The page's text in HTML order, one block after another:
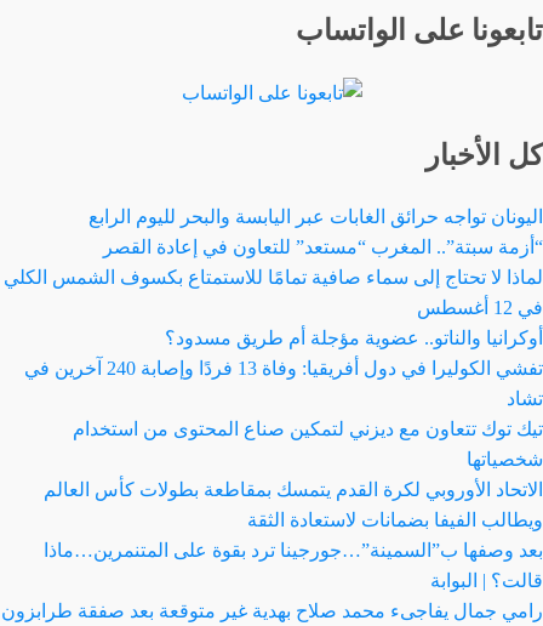
تابعونا على الواتساب
كل الأخبار
اليونان تواجه حرائق الغابات عبر اليابسة والبحر لليوم الرابع
“أزمة سبتة”.. المغرب “مستعد” للتعاون في إعادة القصر
لماذا لا تحتاج إلى سماء صافية تمامًا للاستمتاع بكسوف الشمس الكلي
في 12 أغسطس
أوكرانيا والناتو.. عضوية مؤجلة أم طريق مسدود؟
تفشي الكوليرا في دول أفريقيا: وفاة 13 فردًا وإصابة 240 آخرين في
تشاد
تيك توك تتعاون مع ديزني لتمكين صناع المحتوى من استخدام
شخصياتها
الاتحاد الأوروبي لكرة القدم يتمسك بمقاطعة بطولات كأس العالم
ويطالب الفيفا بضمانات لاستعادة الثقة
بعد وصفها ب”السمينة”…جورجينا ترد بقوة على المتنمرين…ماذا
قالت؟ | البوابة
رامي جمال يفاجىء محمد صلاح بهدية غير متوقعة بعد صفقة طرابزون